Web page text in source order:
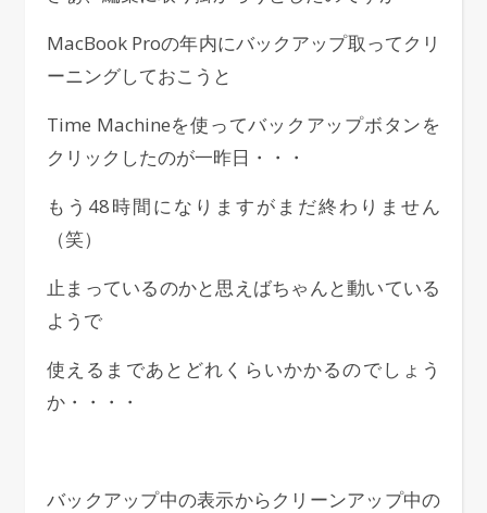
MacBook Proの年内にバックアップ取ってクリ
ーニングしておこうと
Time Machineを使ってバックアップボタンを
クリックしたのが一昨日・・・
もう48時間になりますがまだ終わりません
（笑）
止まっているのかと思えばちゃんと動いている
ようで
使えるまであとどれくらいかかるのでしょう
か・・・・
バックアップ中の表示からクリーンアップ中の